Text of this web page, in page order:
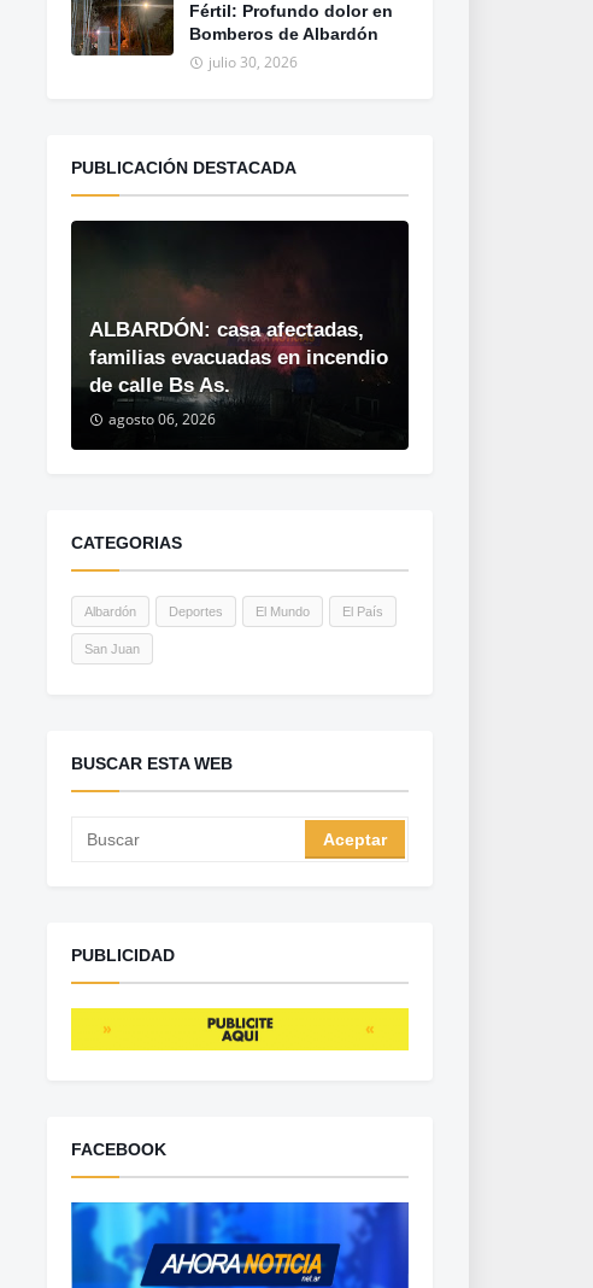
Fértil: Profundo dolor en
Bomberos de Albardón
julio 30, 2026
PUBLICACIÓN DESTACADA
ALBARDÓN: casa afectadas,
familias evacuadas en incendio
de calle Bs As.
agosto 06, 2026
CATEGORIAS
Albardón Deportes El Mundo El País
San Juan
BUSCAR ESTA WEB
PUBLICIDAD
FACEBOOK